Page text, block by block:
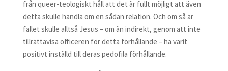
från queer-teologiskt håll att det är fullt möjligt att även
detta skulle handla om en sådan relation. Och om så är
fallet skulle alltså Jesus – om än indirekt, genom att inte
tillrättavisa officeren för detta förhållande – ha varit
positivt inställd till deras pedofila förhållande.